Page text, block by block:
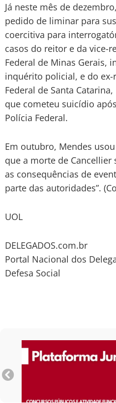
Já neste mês de
pedido de liminar para
coercitiva para
casos do reitor e da vice-
Federal de Minas Gerais,
inquérito policial, e do
Federal de Santa
que cometeu suicídio
Polícia Federal.
Em outubro, Mendes
que a morte de Cancellier
as consequências de
parte das autoridades”.
UOL
DELEGADOS.com.br
Portal Nacional dos
Defesa Social